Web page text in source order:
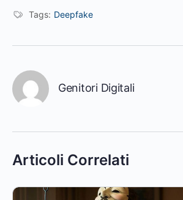
Tags: Deepfake
Genitori Digitali
Articoli Correlati